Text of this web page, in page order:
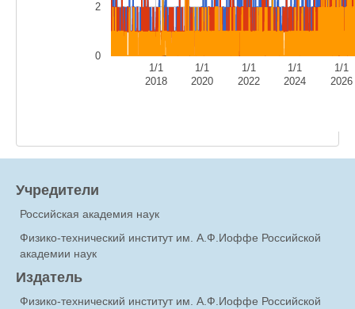
1/1
2018
1/1
2020
1/1
2022
1/1
2024
1/1
2026
0
2
Учредители
Российская академия наук
Физико-технический институт им. А.Ф.Иоффе Российской
академии наук
Издатель
Физико-технический институт им. А.Ф.Иоффе Российской